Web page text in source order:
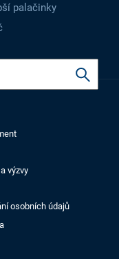
palačinky
výzvy
osobních údajů